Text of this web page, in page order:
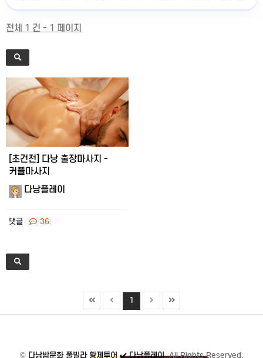
전체 1 건 - 1 페이지
[초건전] 다낭 출장마사지 -
커플마사지
다낭플레이
댓글 36
1
© 다낭밤문화 풀빌라 황제투어 ✔️ 다낭플레이. All Rights Reserved.